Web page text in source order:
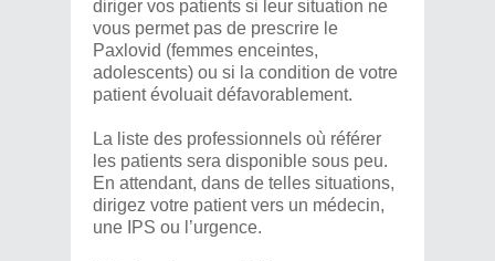
diriger vos patients si leur situation ne
vous permet pas de prescrire le
Paxlovid (femmes enceintes,
adolescents) ou si la condition de votre
patient évoluait défavorablement.
La liste des professionnels où référer
les patients sera disponible sous peu.
En attendant, dans de telles situations,
dirigez votre patient vers un médecin,
une IPS ou l’urgence.